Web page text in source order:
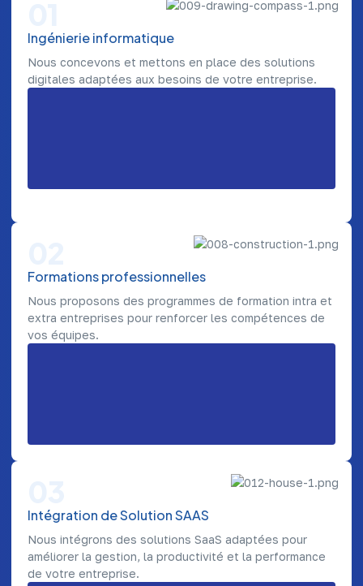
Ingénierie informatique
Nous concevons et mettons en place des solutions
digitales adaptées aux besoins de votre entreprise.
Formations professionnelles
Nous proposons des programmes de formation intra et
extra entreprises pour renforcer les compétences de
vos équipes.
Intégration de Solution SAAS
Nous intégrons des solutions SaaS adaptées pour
améliorer la gestion, la productivité et la performance
de votre entreprise.